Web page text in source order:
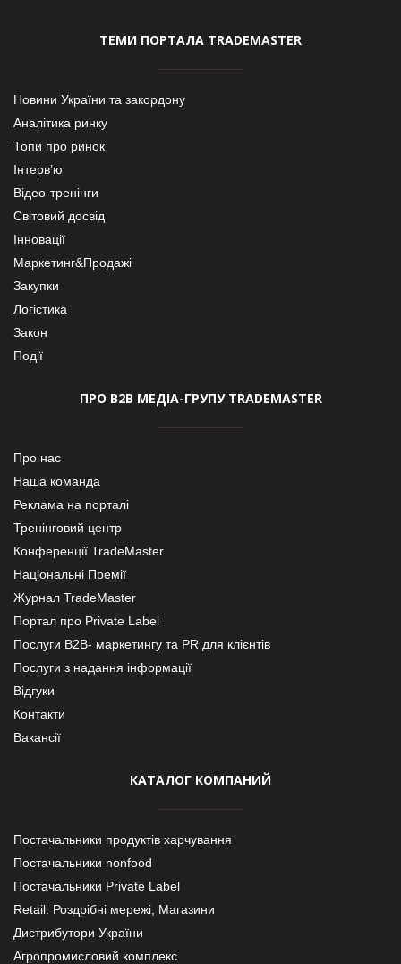
ТЕМИ ПОРТАЛА TRADEMASTER
Новини України та закордону
Аналітика ринку
Топи про ринок
Інтерв’ю
Відео-тренінги
Світовий досвід
Інновації
Маркетинг&Продажі
Закупки
Логістика
Закон
Події
ПРО В2В МЕДІА-ГРУПУ TRADEMASTER
Про нас
Наша команда
Реклама на порталі
Тренінговий центр
Конференції TradeMaster
Національні Премії
Журнал TradeMaster
Портал про Private Label
Послуги В2В- маркетингу та PR для клієнтів
Послуги з надання інформації
Відгуки
Контакти
Вакансії
КАТАЛОГ КОМПАНИЙ
Постачальники продуктів харчування
Постачальники nonfood
Постачальники Private Label
Retail. Роздрібні мережі, Магазини
Дистрибутори України
Агропромисловий комплекс